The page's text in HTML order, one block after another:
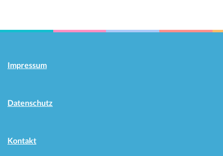
Impressum
Datenschutz
Kontakt